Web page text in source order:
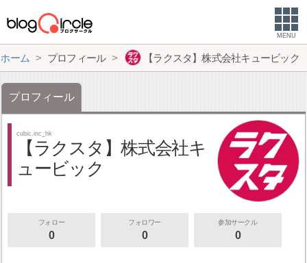
MENU
ホーム プロフィール 【ラクスタ】株式会社キュービック
プロフィール
cubic.inc_hk
【ラクスタ】株式会社キ
ュービック
フォロー
0
フォロワー
0
参加サークル
0